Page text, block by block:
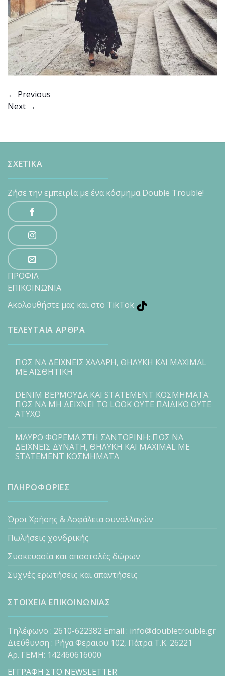
← Previous
Next →
ΣΧΕΤΙΚΑ
Ζήσε την εμπειρία με ένα κόσμημα Double Trouble!
ΠΡΟΦΙΛ
ΕΠΙΚΟΙΝΩΝΙΑ
Ακολουθήστε μας και στο TikTok
ΤΕΛΕΥΤΑΙΑ ΑΡΘΡΑ
ΠΩΣ ΝΑ ΔΕΙΧΝΕΙΣ ΧΑΛΑΡΗ, ΘΗΛΥΚΗ ΚΑΙ MAXIMAL
ΜΕ ΑΙΣΘΗΤΙΚΗ
DENIM ΒΕΡΜΟΥΔΑ ΚΑΙ STATEMENT ΚΟΣΜΗΜΑΤΑ:
ΠΩΣ ΝΑ ΜΗ ΔΕΙΧΝΕΙ ΤΟ LOOK ΟΥΤΕ ΠΑΙΔΙΚΟ ΟΥΤΕ
ΑΤΥΧΟ
ΜΑΥΡΟ ΦΟΡΕΜΑ ΣΤΗ ΣΑΝΤΟΡΙΝΗ: ΠΩΣ ΝΑ
ΔΕΙΧΝΕΙΣ ΔΥΝΑΤΗ, ΘΗΛΥΚΗ ΚΑΙ MAXIMAL ΜΕ
STATEMENT ΚΟΣΜΗΜΑΤΑ
ΠΛΗΡΟΦΟΡΙΕΣ
Όροι Χρήσης & Ασφάλεια συναλλαγών
Πωλήσεις χονδρικής
Συσκευασία και αποστολές δώρων
Συχνές ερωτήσεις και απαντήσεις
ΣΤΟΙΧΕΙΑ ΕΠΙΚΟΙΝΩΝΙΑΣ
Τηλέφωνο : 2610-622382 Email : info@doubletrouble.gr
Διεύθυνση : Ρήγα Φεραιου 102, Πάτρα Τ.Κ. 26221
Αρ. ΓΕΜΗ: 142460616000
ΕΓΓΡΑΦΗ ΣΤΟ NEWSLETTER